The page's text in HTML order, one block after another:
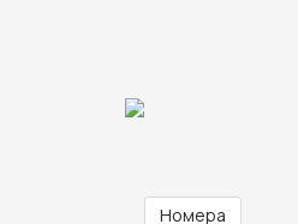
Номера